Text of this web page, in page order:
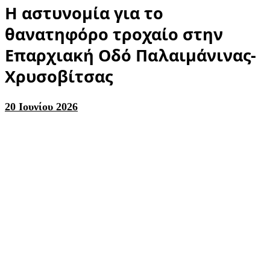
Η αστυνομία για το
θανατηφόρο τροχαίο στην
Επαρχιακή Οδό Παλαιμάνινας-
Χρυσοβίτσας
20 Ιουνίου 2026